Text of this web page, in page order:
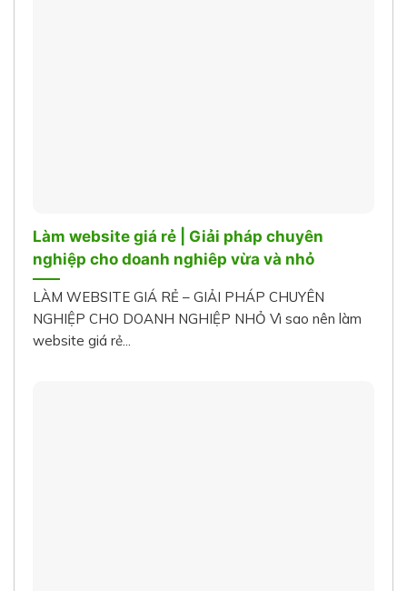
Làm website giá rẻ | Giải pháp chuyên
nghiệp cho doanh nghiêp vừa và nhỏ
LÀM WEBSITE GIÁ RẺ – GIẢI PHÁP CHUYÊN
NGHIỆP CHO DOANH NGHIỆP NHỎ Vì sao nên làm
website giá rẻ...